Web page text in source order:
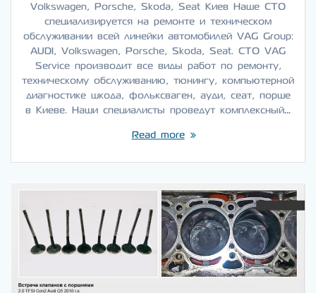
Volkswagen, Porsche, Skoda, Seat Киев Наше СТО
специализируется на ремонте и техническом
обслуживании всей линейки автомобилей VAG Group:
AUDI, Volkswagen, Porsche, Skoda, Seat. СТО VAG
Service производит все виды работ по ремонту,
техническому обслуживанию, тюнингу, компьютерной
диагностике шкода, фольксваген, ауди, сеат, порше
в Киеве. Наши специалисты проведут комплексный…
Read more